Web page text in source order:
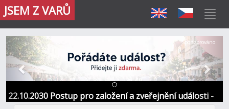
JSEM Z VARŮ
22.10.2030 Postup pro založení a zveřejnění události -
Předchozí Další
Sponzorováno